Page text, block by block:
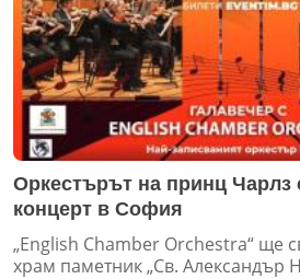
Оркестърът на принц Чарлз
концерт в София
„English Chamber Orchestra“ ще
храм паметник „Св. Александър